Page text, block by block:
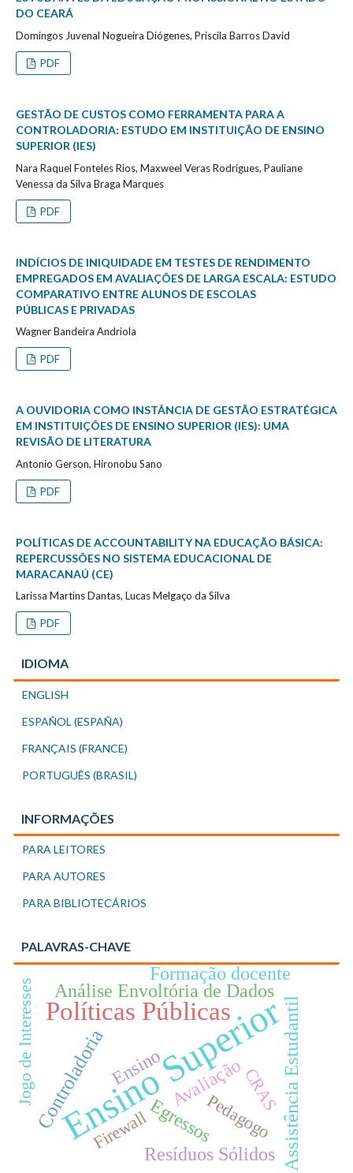
DO CEARÁ
Domingos Juvenal Nogueira Diógenes, Priscila Barros David
PDF
GESTÃO DE CUSTOS COMO FERRAMENTA PARA A
CONTROLADORIA: ESTUDO EM INSTITUIÇÃO DE ENSINO
SUPERIOR (IES)
Nara Raquel Fonteles Rios, Maxweel Veras Rodrigues, Pauliane
Venessa da Silva Braga Marques
PDF
INDÍCIOS DE INIQUIDADE EM TESTES DE RENDIMENTO
EMPREGADOS EM AVALIAÇÕES DE LARGA ESCALA: ESTUDO
COMPARATIVO ENTRE ALUNOS DE ESCOLAS
PÚBLICAS E PRIVADAS
Wagner Bandeira Andriola
PDF
A OUVIDORIA COMO INSTÂNCIA DE GESTÃO ESTRATÉGICA
EM INSTITUIÇÕES DE ENSINO SUPERIOR (IES): UMA
REVISÃO DE LITERATURA
Antonio Gerson, Hironobu Sano
PDF
POLÍTICAS DE ACCOUNTABILITY NA EDUCAÇÃO BÁSICA:
REPERCUSSÕES NO SISTEMA EDUCACIONAL DE
MARACANAÚ (CE)
Larissa Martins Dantas, Lucas Melgaço da Silva
PDF
IDIOMA
ENGLISH
ESPAÑOL (ESPAÑA)
FRANÇAIS (FRANCE)
PORTUGUÊS (BRASIL)
INFORMAÇÕES
PARA LEITORES
PARA AUTORES
PARA BIBLIOTECÁRIOS
PALAVRAS-CHAVE
Ensino Superior
Políticas Públicas
Controladoria Assistência Estudantil
Egressos
Análise Envoltória de Dados
EnsinoAvaliação
Formação docente
Resíduos Sólidos
Pedagogo
Jogo de Interesses CRAS
Firewall